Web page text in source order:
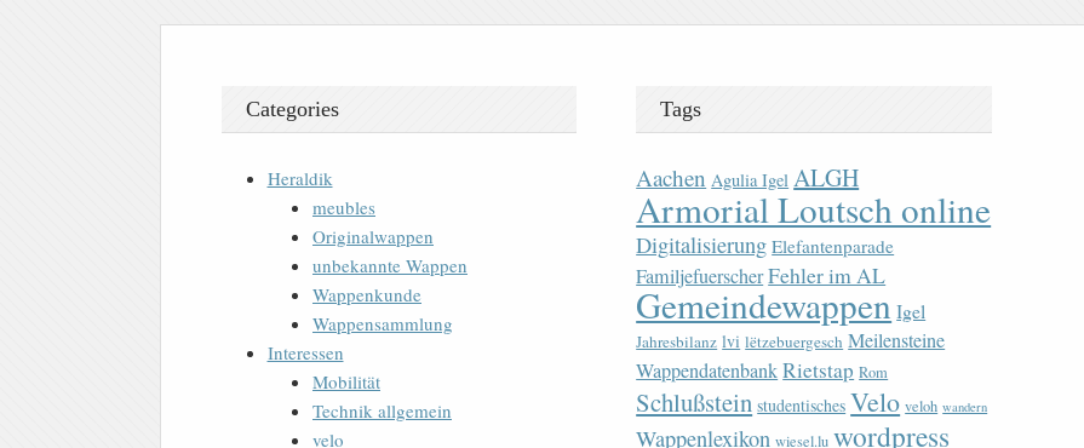
Categories
Heraldik
meubles
Originalwappen
unbekannte Wappen
Wappenkunde
Wappensammlung
Interessen
Mobilität
Technik allgemein
velo
Tags
Aachen Agulia Igel ALGH
Armorial Loutsch online
Digitalisierung Elefantenparade
FamiljefuerscherFehler im AL
Gemeindewappen Igel
Jahresbilanz lvi lëtzebuergesch Meilensteine
WappendatenbankRietstap Rom
Schlußstein studentisches Velo veloh wandern
Wappenlexikon wiesel.lu wordpress